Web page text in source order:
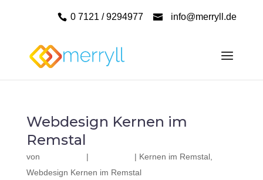
0 7121 / 9294977 info@merryll.de
Webdesign Kernen im
Remstal
von | | Kernen im Remstal,
Webdesign Kernen im Remstal